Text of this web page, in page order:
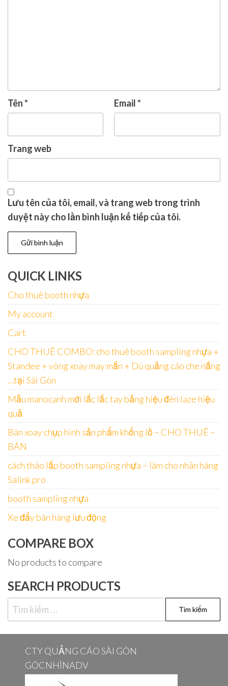
Tên* Email*
Trang web
Lưu tên của tôi, email, và trang web trong trình
duyệt này cho lần bình luận kế tiếp của tôi.
QUICK LINKS
Cho thuê booth nhựa
My account
Cart
CHO THUÊ COMBO: cho thuê booth sampling nhựa +
Standee + vòng xoay may mắn + Dù quảng cáo che nắng
…tại Sài Gòn
Mẫu manocanh mới lắc lắc tay bảng hiệu đèn laze hiệu
quả
Bàn xoay chụp hình sản phẩm khổng lồ – CHO THUÊ –
BÁN
cách tháo lắp booth sampling nhựa – làm cho nhãn hàng
Salink pro
booth sampling nhựa
Xe đẩy bán hàng lưu động
COMPARE BOX
No products to compare
SEARCH PRODUCTS
Tìm
kiếm
cho:
CTY QUẢNG CÁO SÀI GÒN
GÓCNHÌNADV